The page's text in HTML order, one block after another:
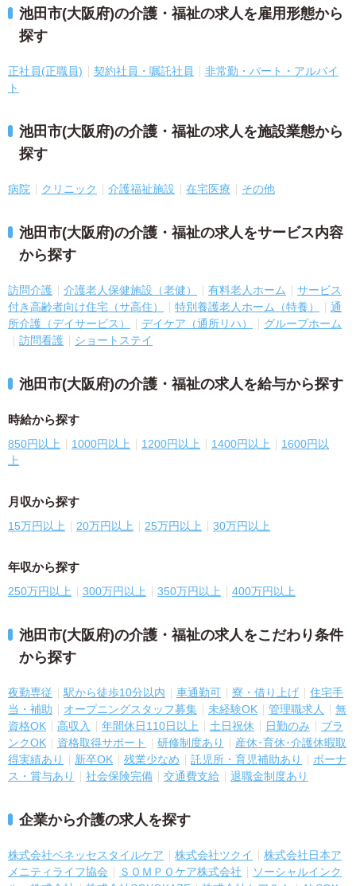
池田市(大阪府)の介護・福祉の求人を雇用形態から
探す
正社員(正職員) 契約社員・嘱託社員
非常勤・パート・アルバイ
ト
池田市(大阪府)の介護・福祉の求人を施設業態から
探す
病院 クリニック 介護福祉施設 在宅医療 その他
池田市(大阪府)の介護・福祉の求人をサービス内容
から探す
訪問介護 介護老人保健施設（老健） 有料老人ホーム
サービス
付き高齢者向け住宅（サ高住）
特別養護老人ホーム（特養）
通
所介護（デイサービス）
デイケア（通所リハ）
グループホーム
訪問看護
ショートステイ
池田市(大阪府)の介護・福祉の求人を給与から探す
時給から探す
850円以上 1000円以上 1200円以上 1400円以上
1600円以
上
月収から探す
15万円以上 20万円以上 25万円以上 30万円以上
年収から探す
250万円以上 300万円以上 350万円以上 400万円以上
池田市(大阪府)の介護・福祉の求人をこだわり条件
から探す
夜勤専従 駅から徒歩10分以内 車通勤可 寮・借り上げ
住宅手
当・補助
オープニングスタッフ募集 未経験OK 管理職求人
無
資格OK
高収入 年間休日110日以上 土日祝休 日勤のみ
ブラ
ンクOK
資格取得サポート 研修制度あり
産休･育休･介護休暇取
得実績あり
新卒OK 残業少なめ 託児所・育児補助あり
ボーナ
ス・賞与あり
社会保険完備 交通費支給 退職金制度あり
企業から介護の求人を探す
株式会社ベネッセスタイルケア 株式会社ツクイ
株式会社日本ア
メニティライフ協会
ＳＯＭＰＯケア株式会社
ソーシャルインク